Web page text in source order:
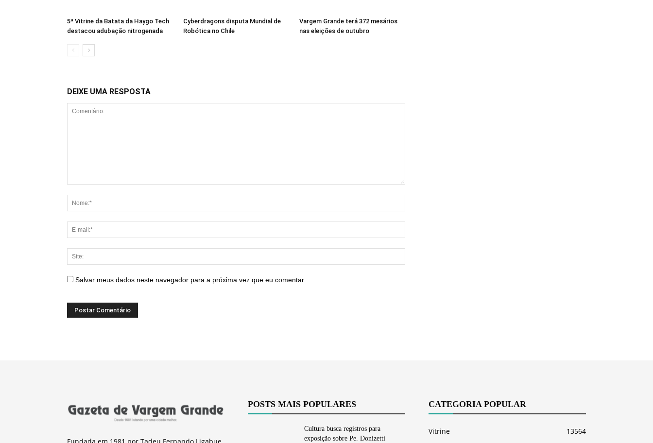
5ª Vitrine da Batata da Haygo Tech
destacou adubação nitrogenada
Cyberdragons disputa Mundial de
Robótica no Chile
Vargem Grande terá 372 mesários
nas eleições de outubro
DEIXE UMA RESPOSTA
Salvar meus dados neste navegador para a próxima vez que eu comentar.
POSTS MAIS POPULARES
Cultura busca registros para
exposição sobre Pe. Donizetti
CATEGORIA POPULAR
Vitrine
13564